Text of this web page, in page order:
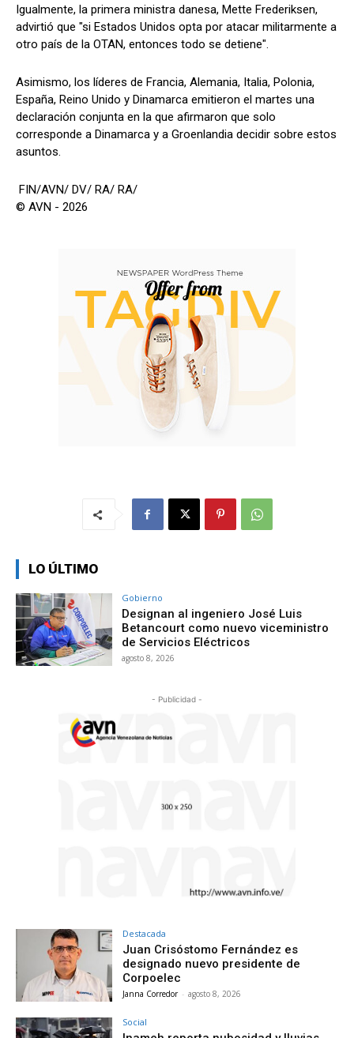
Igualmente, la primera ministra danesa, Mette Frederiksen,
advirtió que "si Estados Unidos opta por atacar militarmente a
otro país de la OTAN, entonces todo se detiene".
Asimismo, los líderes de Francia, Alemania, Italia, Polonia,
España, Reino Unido y Dinamarca emitieron el martes una
declaración conjunta en la que afirmaron que solo
corresponde a Dinamarca y a Groenlandia decidir sobre estos
asuntos.
FIN/AVN/ DV/ RA/ RA/
© AVN - 2026
LO ÚLTIMO
Gobierno
Designan al ingeniero José Luis
Betancourt como nuevo viceministro
de Servicios Eléctricos
agosto 8, 2026
- Publicidad -
Destacada
Juan Crisóstomo Fernández es
designado nuevo presidente de
Corpoelec
Janna Corredor - agosto 8, 2026
Social